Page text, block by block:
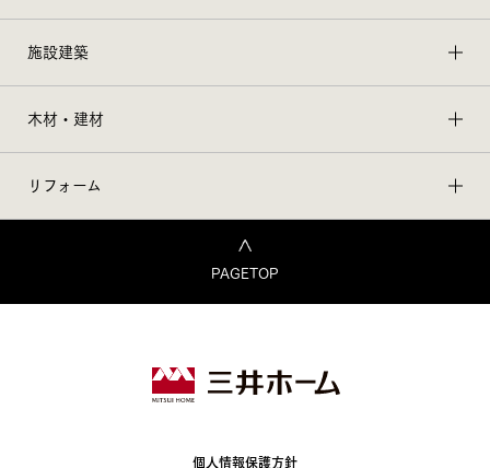
施設建築
木材・建材
リフォーム
PAGETOP
個人情報保護方針